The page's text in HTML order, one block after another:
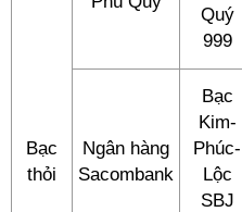
Bạc
thỏi
Quý
999
Ngân hàng
Sacombank
Bạc
Kim-
Phúc-
Lộc
SBJ